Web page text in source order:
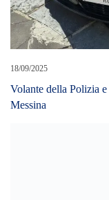
18/09/2025
Volante della Polizia
Messina